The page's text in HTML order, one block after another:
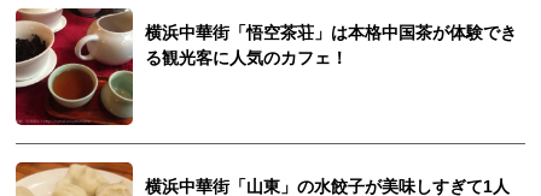
横浜中華街「悟空茶荘」は本格中国茶が体験でき
る観光客に人気のカフェ！
横浜中華街「山東」の水餃子が美味しすぎて1人